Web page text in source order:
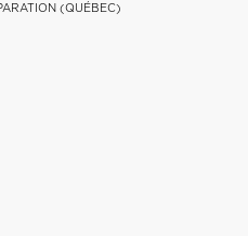
(QUÉBEC)